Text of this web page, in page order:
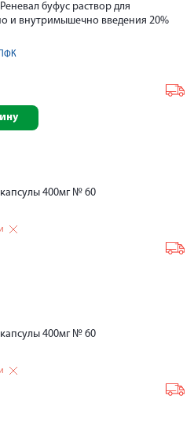
буфус раствор для
и внутримышечно введения 20%
400мг № 60
400мг № 60